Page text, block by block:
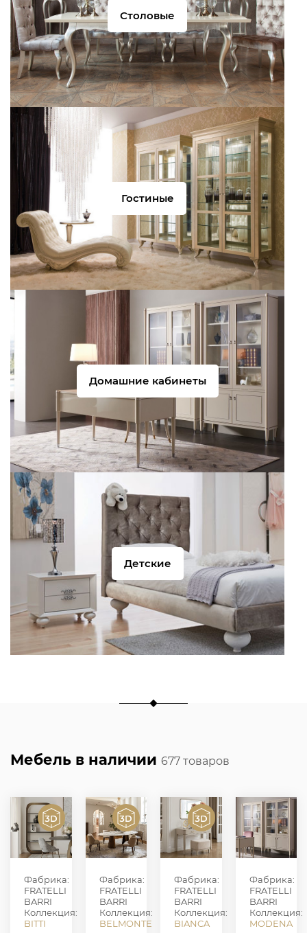
Столовые
Гостиные
Домашние кабинеты
Детские
Мебель в наличии 677 товаров
Фабрика:
FRATELLI
BARRI
Коллекция:
BITTI
Фабрика:
FRATELLI
BARRI
Коллекция:
BELMONTE
Фабрика:
FRATELLI
BARRI
Коллекция:
BIANCA
Фабрика:
FRATELLI
BARRI
Коллекция:
MODENA